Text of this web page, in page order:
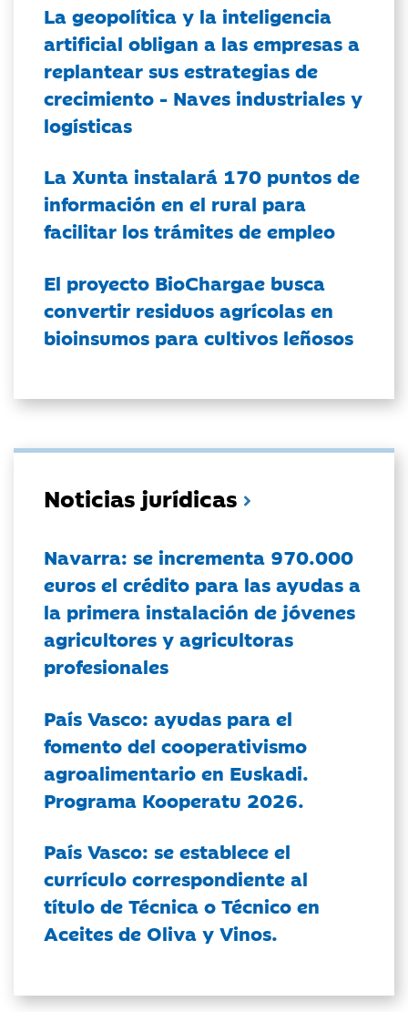
La geopolítica y la inteligencia
artificial obligan a las empresas a
replantear sus estrategias de
crecimiento - Naves industriales y
logísticas
La Xunta instalará 170 puntos de
información en el rural para
facilitar los trámites de empleo
El proyecto BioChargae busca
convertir residuos agrícolas en
bioinsumos para cultivos leñosos
Noticias jurídicas
Navarra: se incrementa 970.000
euros el crédito para las ayudas a
la primera instalación de jóvenes
agricultores y agricultoras
profesionales
País Vasco: ayudas para el
fomento del cooperativismo
agroalimentario en Euskadi.
Programa Kooperatu 2026.
País Vasco: se establece el
currículo correspondiente al
título de Técnica o Técnico en
Aceites de Oliva y Vinos.